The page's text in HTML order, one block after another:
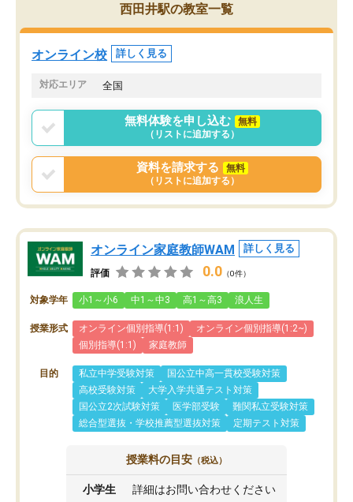
西田井駅の教室一覧
オンライン校 詳しく見る
対応エリア 全国
無料体験を申し込む
無料
（リストに追加する）
資料を請求する
無料
（リストに追加する）
オンライン家庭教師WAM 詳しく見る
評価 0.0 （0件）
対象学年 小1～小6 中1～中3 高1～高3 浪人生
授業形式 オンライン個別指導(1:1)
オンライン個別指導(1:2~)
個別指導(1:1)
家庭教師
目的 私立中学受験対策
国公立中高一貫校受験対策
高校受験対策
大学入学共通テスト対策
国公立2次試験対策
医学部受験
難関私立受験対策
総合型選抜・学校推薦型選抜対策
定期テスト対策
授業料の目安 （税込）
小学生 詳細はお問い合わせください